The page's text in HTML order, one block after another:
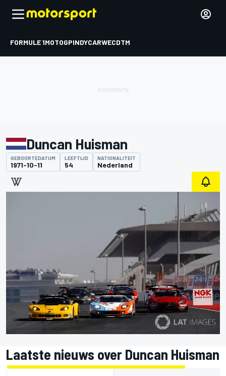
FORMULE 1MOTOGPINDYCARWECDTM
Duncan Huisman
GEBOORTEDATUM
1971-10-11
LEEFTIJD
54
NATIONALITEIT
Nederland
Laatste nieuws over Duncan Huisman